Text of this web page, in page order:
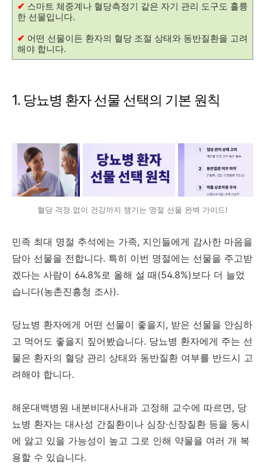
✔ 스마트 체중계나 혈당측정기 같은 자기 관리 도구도 훌륭
한 선물입니다.
✔ 어떤 선물이든 환자의 혈당 조절 상태와 동반질환을 고려
해야 합니다.
1. 당뇨병 환자 선물 선택의 기본 원칙
혈당 걱정 없이 건강까지 챙기는 명절 선물 완벽 가이드!
민족 최대 명절 추석에는 가족, 지인들에게 감사한 마음을
담아 선물을 전합니다. 특히 이번 명절에는 선물을 주고받
겠다는 사람이 64.8%로 올해 설 때(54.8%)보다 더 늘었
습니다(농촌진흥청 조사).
당뇨병 환자에게 어떤 선물이 좋을지, 받은 선물을 안심하
고 먹어도 좋을지 짚어봤습니다. 당뇨병 환자에게 주는 선
물은 환자의 혈당 관리 상태와 동반질환 여부를 반드시 고
려해야 합니다.
해운대백병원 내분비대사내과 고정해 교수에 따르면, 당
뇨병 환자는 대사성 간질환이나 심장·신장질환 등을 동시
에 앓고 있을 가능성이 높고 그로 인해 약물을 여러 개 복
용할 수 있습니다.